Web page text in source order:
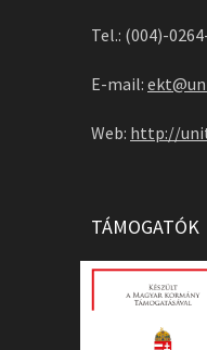
Tel.: (004)-
E-mail:
Web: http://
TÁMOGATÓK